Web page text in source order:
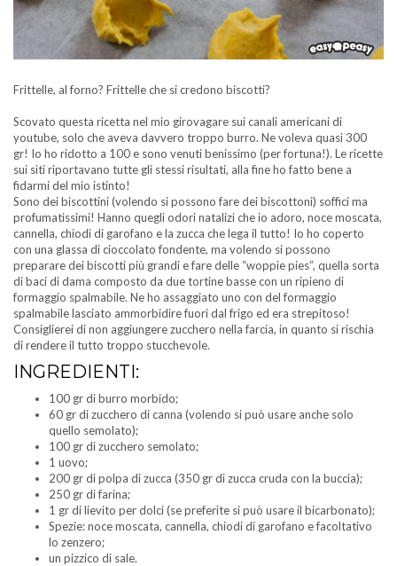
Frittelle, al forno? Frittelle che si credono biscotti?
Scovato questa ricetta nel mio girovagare sui canali americani di
youtube, solo che aveva davvero troppo burro. Ne voleva quasi 300
gr! Io ho ridotto a 100 e sono venuti benissimo (per fortuna!). Le ricette
sui siti riportavano tutte gli stessi risultati, alla fine ho fatto bene a
fidarmi del mio istinto!
Sono dei biscottini (volendo si possono fare dei biscottoni) soffici ma
profumatissimi! Hanno quegli odori natalizi che io adoro, noce moscata,
cannella, chiodi di garofano e la zucca che lega il tutto! Io ho coperto
con una glassa di cioccolato fondente, ma volendo si possono
preparare dei biscotti più grandi e fare delle “woppie pies”, quella sorta
di baci di dama composto da due tortine basse con un ripieno di
formaggio spalmabile. Ne ho assaggiato uno con del formaggio
spalmabile lasciato ammorbidire fuori dal frigo ed era strepitoso!
Consiglierei di non aggiungere zucchero nella farcia, in quanto si rischia
di rendere il tutto troppo stucchevole.
INGREDIENTI:
100 gr di burro morbido;
60 gr di zucchero di canna (volendo si può usare anche solo
quello semolato);
100 gr di zucchero semolato;
1 uovo;
200 gr di polpa di zucca (350 gr di zucca cruda con la buccia);
250 gr di farina;
1 gr di lievito per dolci (se preferite si può usare il bicarbonato);
Spezie: noce moscata, cannella, chiodi di garofano e facoltativo
lo zenzero;
un pizzico di sale.